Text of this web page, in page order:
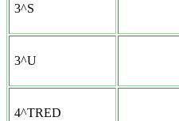
3^S
3^U
4^TRED